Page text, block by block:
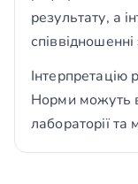
результату, а
Інтерпретацію
Норми можуть
лабораторії та